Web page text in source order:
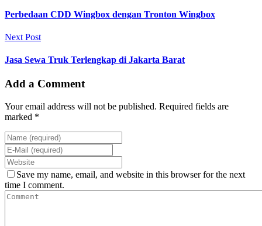
Perbedaan CDD Wingbox dengan Tronton Wingbox
Next Post
Jasa Sewa Truk Terlengkap di Jakarta Barat
Add a Comment
Your email address will not be published. Required fields are
marked *
Save my name, email, and website in this browser for the next
time I comment.